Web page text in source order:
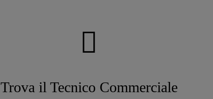
Trova il Tecnico Commerciale